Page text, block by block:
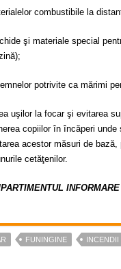
combustibile la
şi materiale special
potrivite ca mărimi
la focar şi evitarea
copiilor în încăperi unde
măsuri de bază,
cetăţenilor.
FUNINGINE INCENDII